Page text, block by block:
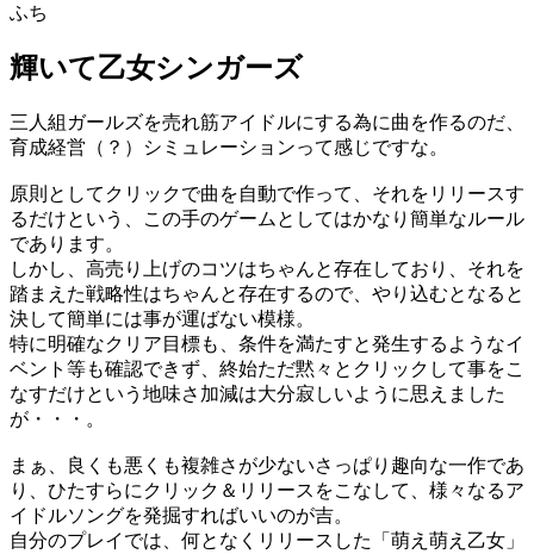
ふち
輝いて乙女シンガーズ
三人組ガールズを売れ筋アイドルにする為に曲を作るのだ、
育成経営（？）シミュレーションって感じですな。
原則としてクリックで曲を自動で作って、それをリリースす
るだけという、この手のゲームとしてはかなり簡単なルール
であります。
しかし、高売り上げのコツはちゃんと存在しており、それを
踏まえた戦略性はちゃんと存在するので、やり込むとなると
決して簡単には事が運ばない模様。
特に明確なクリア目標も、条件を満たすと発生するようなイ
ベント等も確認できず、終始ただ黙々とクリックして事をこ
なすだけという地味さ加減は大分寂しいように思えました
が・・・。
まぁ、良くも悪くも複雑さが少ないさっぱり趣向な一作であ
り、ひたすらにクリック＆リリースをこなして、様々なるア
イドルソングを発掘すればいいのが吉。
自分のプレイでは、何となくリリースした「萌え萌え乙女」